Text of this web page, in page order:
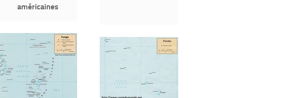
américaines